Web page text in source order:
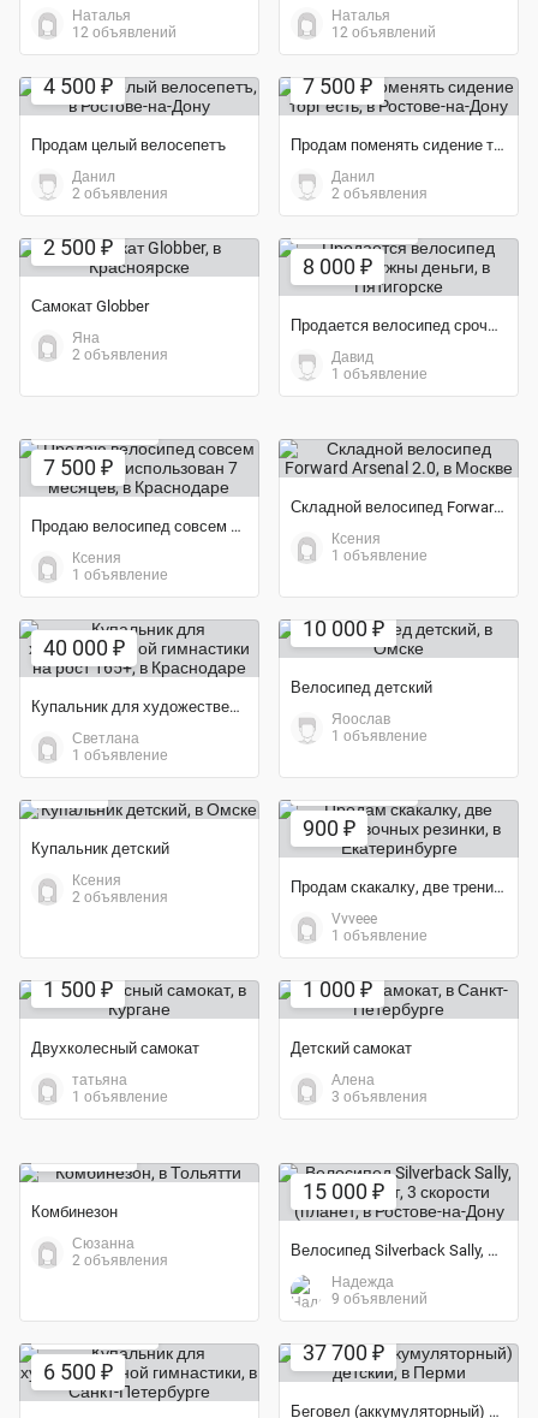
Наталья
12 объявлений
Наталья
12 объявлений
4 500 ₽
Продам целый велосепетъ
Данил
2 объявления
7 500 ₽
Продам поменять сидение торг есть
Данил
2 объявления
2 500 ₽
Самокат Globber
Яна
2 объявления
8 000 ₽
Продается велосипед срочно нужны деньги
Давид
1 объявление
7 500 ₽
Продаю велосипед совсем новый бил использован 7 месяцев
Ксения
1 объявление
Складной велосипед Forward Arsenal 2.0
Ксения
1 объявление
40 000 ₽
Купальник для художественной гимнастики на рост 165+
Светлана
1 объявление
10 000 ₽
Велосипед детский
Яоослав
1 объявление
Купальник детский
Ксения
2 объявления
900 ₽
Продам скакалку, две тренировочных резинки
Vvveee
1 объявление
1 500 ₽
Двухколесный самокат
татьяна
1 объявление
1 000 ₽
Детский самокат
Алена
3 объявления
Экономия 23%
Комбинезон
Сюзанна
2 объявления
15 000 ₽
Велосипед Silverback Sally, 20″, 6–9 лет, 3 скорости (планет
Надежда
9 объявлений
6 500 ₽
37 700 ₽
Беговел (аккумуляторный) детский